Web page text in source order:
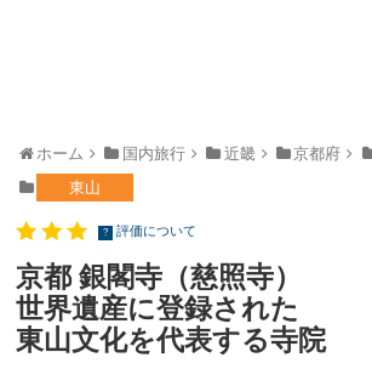
ホーム 国内旅行 近畿 京都府
東山
? 評価について
京都 銀閣寺（慈照寺）
世界遺産に登録された
東山文化を代表する寺院